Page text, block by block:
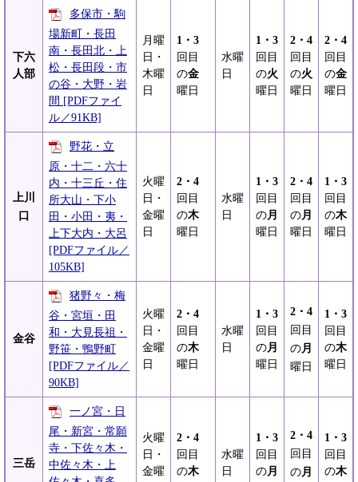
下六
人部
多保市・駒
場新町・長田
南・長田北・上
松・長田段・市
の谷・大野・岩
間 [PDFファイ
ル／91KB]
月曜
日・
木曜
日
1・3
回目
の金
曜日
水曜
日
1・3
回目
の火
曜日
2・4
回目
の火
曜日
2・4
回目
の金
曜日
上川
口
野花・立
原・十二・六十
内・十三丘・住
所大山・下小
田・小田・夷・
上下大内・大呂
[PDFファイル／
105KB]
火曜
日・
金曜
日
2・4
回目
の木
曜日
水曜
日
1・3
回目
の月
曜日
2・4
回目
の月
曜日
1・3
回目
の木
曜日
金谷
猪野々・梅
谷・宮垣・田
和・大見長祖・
野笹・鴨野町
[PDFファイル／
90KB]
火曜
日・
金曜
日
2・4
回目
の木
曜日
水曜
日
1・3
回目
の月
曜日
2・4
回目
の月
曜日
1・3
回目
の木
曜日
三岳
一ノ宮・日
尾・新宮・常願
寺・下佐々木・
中佐々木・上
火曜
日・
金曜
2・4
回目
の木
水曜
日
1・3
回目
の月
2・4
回目
の月
1・3
回目
の木